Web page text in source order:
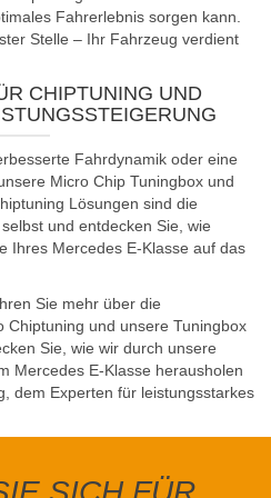
Fahrerlebnis sorgen kann.
Stelle – Ihr Fahrzeug verdient
CHIPTUNING UND
Fahrdynamik oder eine
Micro Chip Tuningbox und
Lösungen sind die
und entdecken Sie, wie
Ihres Mercedes E-Klasse auf das
Sie mehr über die
Chiptuning und unsere Tuningbox
Sie, wie wir durch unsere
Mercedes E-Klasse herausholen
dem Experten für leistungsstarkes